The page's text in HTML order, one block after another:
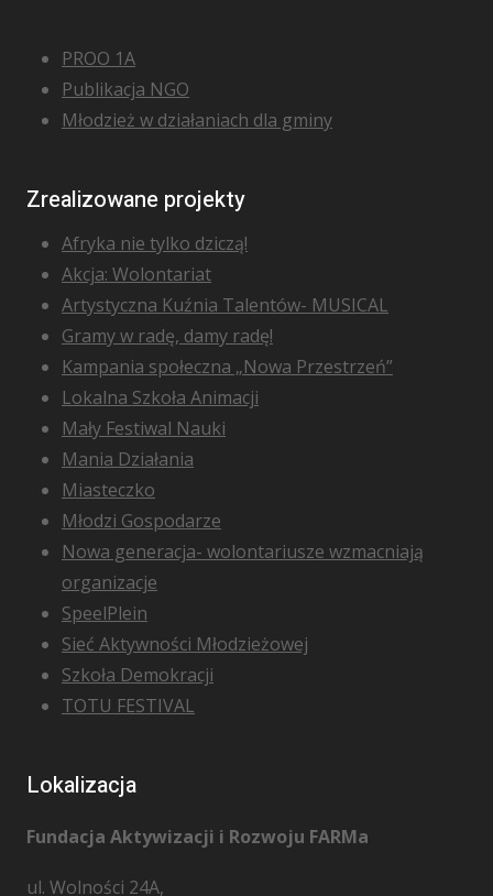
PROO 1A
Publikacja NGO
Młodzież w działaniach dla gminy
Zrealizowane projekty
Afryka nie tylko dziczą!
Akcja: Wolontariat
Artystyczna Kuźnia Talentów- MUSICAL
Gramy w radę, damy radę!
Kampania społeczna „Nowa Przestrzeń”
Lokalna Szkoła Animacji
Mały Festiwal Nauki
Mania Działania
Miasteczko
Młodzi Gospodarze
Nowa generacja- wolontariusze wzmacniają
organizacje
SpeelPlein
Sieć Aktywności Młodzieżowej
Szkoła Demokracji
TOTU FESTIVAL
Lokalizacja
Fundacja Aktywizacji i Rozwoju FARMa
ul. Wolności 24A,